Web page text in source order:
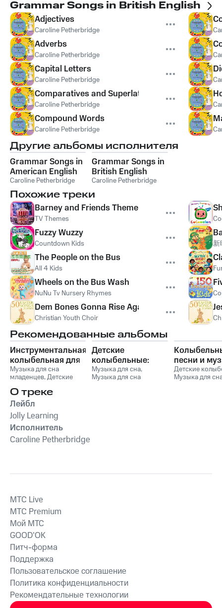
Grammar Songs in British English
Adjectives
Caroline Petherbridge
Adverbs
Caroline Petherbridge
Capital Letters
Caroline Petherbridge
Comparatives and Superlatives
Caroline Petherbridge
Compound Words
Caroline Petherbridge
Другие альбомы исполнителя
Grammar Songs in
American English
Caroline Petherbridge
Grammar Songs in
British English
Caroline Petherbridge
Похожие треки
Barney and Friends Theme Song
TV Themes
Fuzzy Wuzzy
Countdown Kids
The People on the Bus
All 4 Kids
Wheels on the Bus Wash
NuNu Tv Nursery Rhymes
Dem Bones Gonna Rise Again
Christian Youth Choir
新
Рекомендованные альбомы
Инструментальная
колыбельная для
малышей со
звуками природы
Музыка для сна
младенцев,Детские
для сна малыша
Колыбельная музыка
для детей и младенцев
Детские
колыбельные:
Нежная
успокаивающая
Музыка для сна,
Музыка для сна
песни и
для сна
младенцев
Детские
Музыка для
О треке
Лейбл
Jolly Learning
Исполнитель
Caroline Petherbridge
MTС Live
MTС Premium
Мой МТС
GOOD’OK
Питч-форма
Поддержка
Пользовательское соглашение
Политика конфиденциальности
Рекомендательные технологии